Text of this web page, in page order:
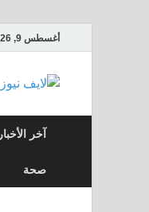
أغسطس 9, 2026
آخر الأخبار
صحة